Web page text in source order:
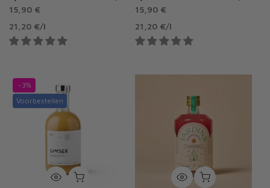
15,90 €
21,20 €/l
15,90 €
21,20 €/l
-3%
Voorbestellen